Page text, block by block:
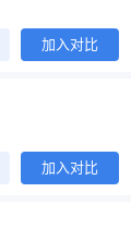
加入对比
加入对比